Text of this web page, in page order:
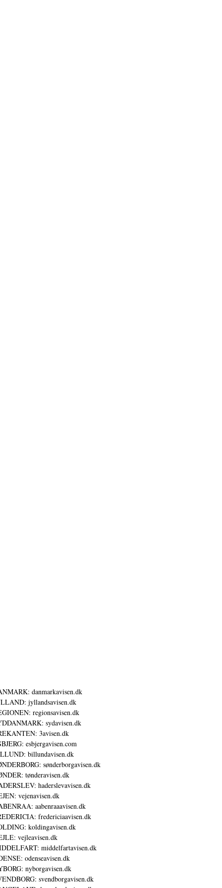
danmarkavisen.dk
jyllandsavisen.dk
regionsavisen.dk
sydavisen.dk
3avisen.dk
esbjergavisen.com
billundavisen.dk
sønderborgavisen.dk
tønderavisen.dk
haderslevavisen.dk
vejenavisen.dk
aabenraaavisen.dk
fredericiaavisen.dk
koldingavisen.dk
vejleavisen.dk
middelfartavisen.dk
odenseavisen.dk
nyborgavisen.dk
svendborgavisen.dk